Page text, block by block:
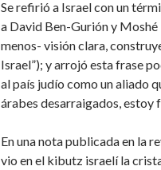
Se refirió a Israel con un
a David Ben-Gurión y Moshé
menos- visión clara,
Israel”); y arrojó esta frase
al país judío como un aliado
árabes desarraigados, estoy
En una nota publicada en la
vio en el kibutz israelí la